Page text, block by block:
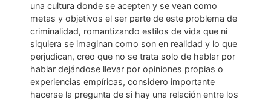
una cultura donde se acepten y se vean como
metas y objetivos el ser parte de este problema de
criminalidad, romantizando estilos de vida que ni
siquiera se imaginan como son en realidad y lo que
perjudican, creo que no se trata solo de hablar por
hablar dejándose llevar por opiniones propias o
experiencias empíricas, considero importante
hacerse la pregunta de si hay una relación entre los